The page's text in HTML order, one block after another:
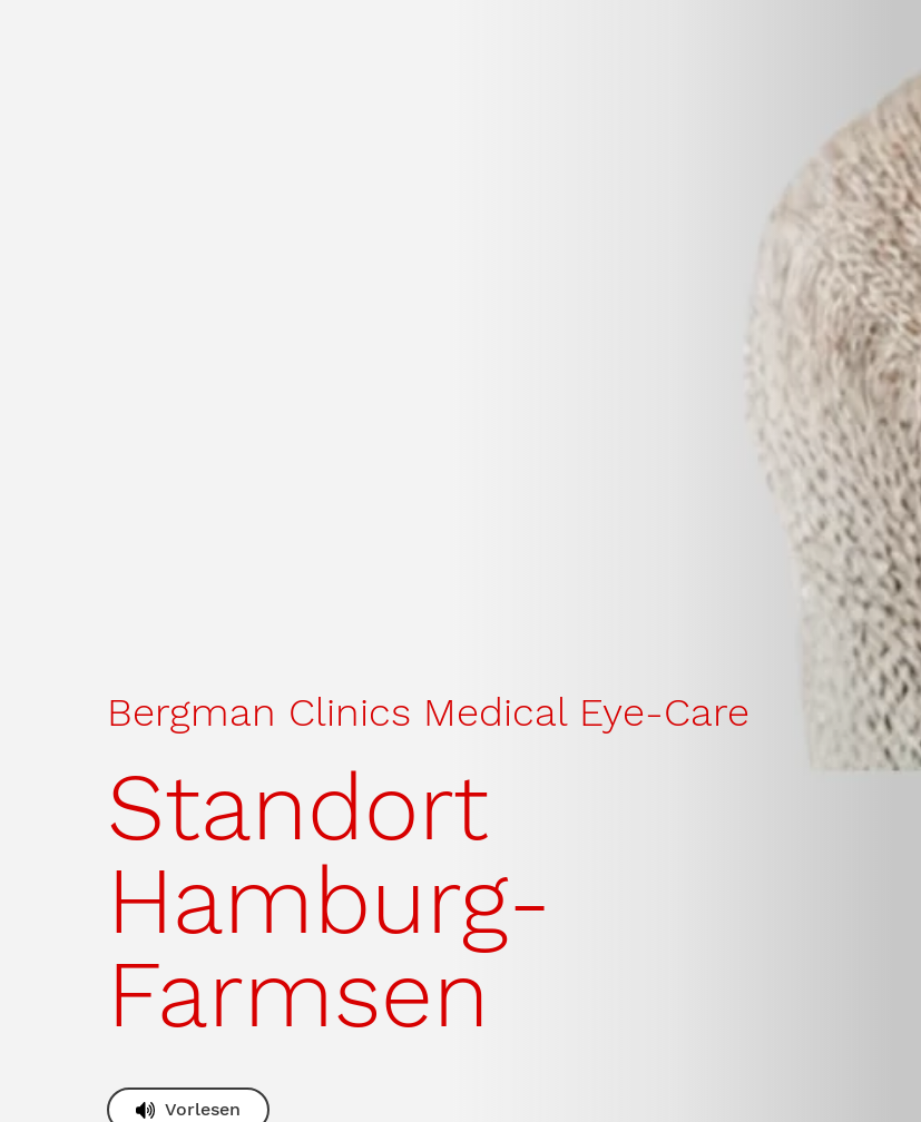
Bergman Clinics Medical Eye-Care
Standort
Hamburg-
Farmsen
Vorlesen